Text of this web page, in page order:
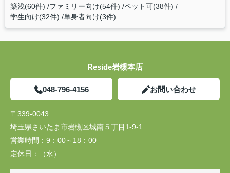
築浅(60件) ファミリー向け(54件) ペット可(38件)
学生向け(32件) 単身者向け(3件)
Reside岩槻本店
048-796-4156 お問い合わせ
〒339-0043
埼玉県さいたま市岩槻区城南５丁目1-9-1
営業時間： 9：00～18：00
定休日：
（水）